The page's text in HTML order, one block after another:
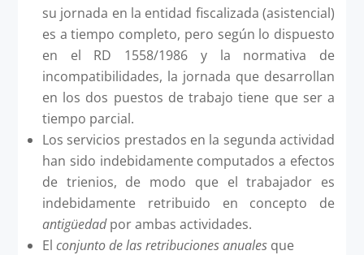
su jornada en la entidad fiscalizada (asistencial)
es a tiempo completo, pero según lo dispuesto
en el RD 1558/1986 y la normativa de
incompatibilidades, la jornada que desarrollan
en los dos puestos de trabajo tiene que ser a
tiempo parcial.
Los servicios prestados en la segunda actividad
han sido indebidamente computados a efectos
de trienios, de modo que el trabajador es
indebidamente retribuido en concepto de
antigüedadpor ambas actividades.
El conjunto de las retribuciones anualesque